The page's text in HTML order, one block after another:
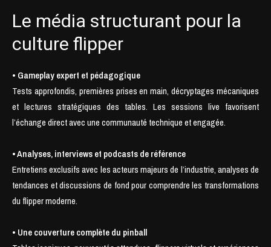
Le média structurant pour la
culture flipper
• Gameplay expert et pédagogique
Tests approfondis, premières prises en main, décryptages mécaniques
et lectures stratégiques des tables. Les sessions live favorisent
l’échange direct avec une communauté technique et engagée.
• Analyses, interviews et podcasts de référence
Entretiens exclusifs avec les acteurs majeurs de l’industrie, analyses de
tendances et discussions de fond pour comprendre les transformations
du flipper moderne.
• Une couverture complète du pinball